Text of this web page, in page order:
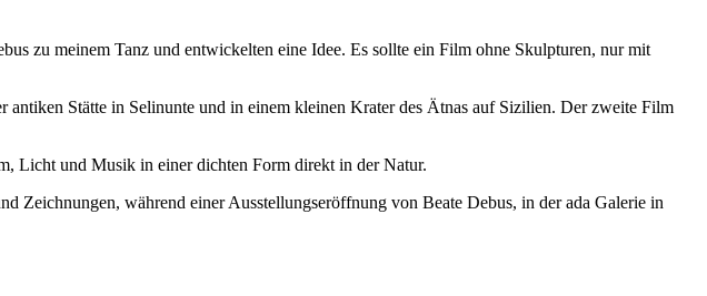
zu meinem Tanz und entwickelten eine Idee. Es sollte ein Film ohne Skulpturen, nur mit
Stätte in Selinunte und in einem kleinen Krater des Ätnas auf Sizilien. Der zweite Film
Licht und Musik in einer dichten Form direkt in der Natur.
Zeichnungen, während einer Ausstellungseröffnung von Beate Debus, in der ada Galerie in